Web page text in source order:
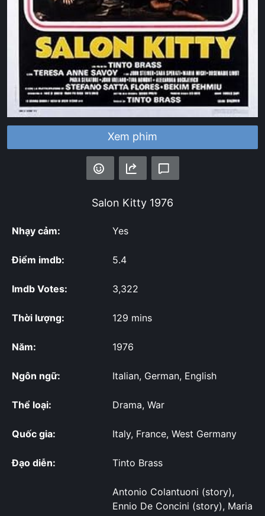
Xem phim
Salon Kitty 1976
Nhạy cảm: Yes
Điểm imdb: 5.4
Imdb Votes: 3,322
Thời lượng: 129 mins
Năm: 1976
Ngôn ngữ: Italian, German, English
Thể loại: Drama, War
Quốc gia: Italy, France, West Germany
Đạo diễn: Tinto Brass
Antonio Colantuoni (story),
Ennio De Concini (story), Maria